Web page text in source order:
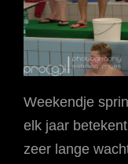
Weekendje
elk jaar
zeer lange